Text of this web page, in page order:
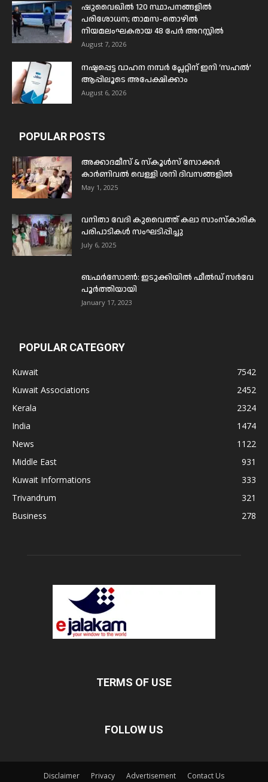
ഷുവൈഖിൽ 120 സ്ഥാപനങ്ങളിൽ
പരിശോധന; താമസ-തൊഴിൽ
നിയമലംഘകരായ 48 പേർ അറസ്റ്റിൽ
August 7, 2026
നഷ്ടപ്പെട്ട വാഹന നമ്പർ പ്ലേറ്റിന് ഇനി ‘സഹൽ’
ആപ്പിലൂടെ അപേക്ഷിക്കാം
August 6, 2026
POPULAR POSTS
അക്കാദമീസ് & സ്കൂൾസ് സോക്കർ
കാർണിവൽ വെള്ളി ശനി ദിവസങ്ങളിൽ
May 1, 2025
വനിതാ വേദി കുവൈത്ത് കലാ സാംസ്കാരിക
പരിപാടികൾ സംഘടിപ്പിച്ചു
July 6, 2025
ബഫര്‍സോണ്‍: ഇടുക്കിയില്‍ ഫീല്‍ഡ് സര്‍വേ
പൂര്‍ത്തിയായി
January 17, 2023
POPULAR CATEGORY
Kuwait
7542
Kuwait Associations
2452
Kerala
2324
India
1474
News
1122
Middle East
931
Kuwait Informations
333
Trivandrum
321
Business
278
TERMS OF USE
FOLLOW US
Disclaimer Privacy Advertisement Contact Us